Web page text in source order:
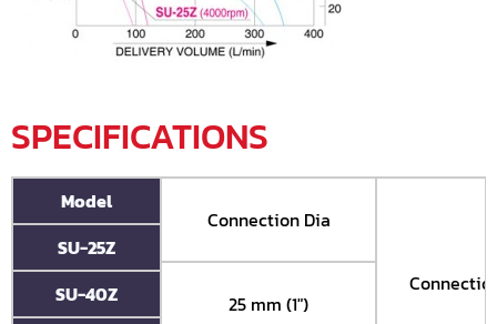
SPECIFICATIONS
Model
SU-25Z
SU-40Z
Connection Dia
25 mm (1")